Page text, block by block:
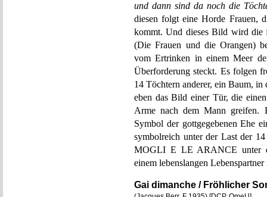
und dann sind da noch die
diesen folgt eine Horde Frauen,
kommt. Und dieses Bild wird
(Die Frauen und die Orangen)
vom Ertrinken in einem Meer
Überforderung steckt. Es folgen
14 Töchtern anderer, ein Baum,
eben das Bild einer Tür, die
Arme nach dem Mann greifen.
Symbol der gottgegebenen Ehe
symbolreich unter der Last der
MOGLI E LE ARANCE unter
einem lebenslangen
Gai dimanche / Fröhlicher